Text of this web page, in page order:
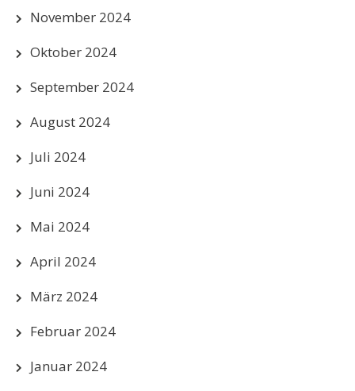
November 2024
Oktober 2024
September 2024
August 2024
Juli 2024
Juni 2024
Mai 2024
April 2024
März 2024
Februar 2024
Januar 2024